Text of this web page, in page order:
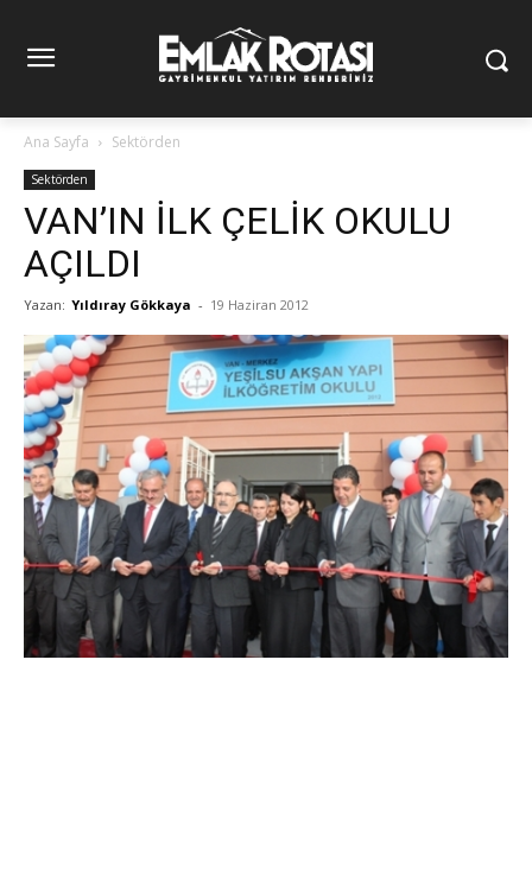
Ana Sayfa Sektörden
Sektörden
VAN’IN İLK ÇELİK OKULU
AÇILDI
Yazan: Yıldıray Gökkaya - 19 Haziran 2012